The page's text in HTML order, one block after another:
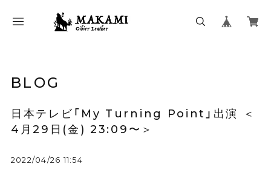
BLOG
日本テレビ「My Turning Point」出演 ＜
4月29日(金) 23:09〜＞
2022/04/26 11:54